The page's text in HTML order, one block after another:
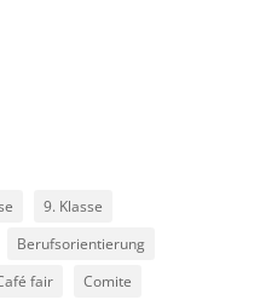
9. Klasse
Berufsorientierung
fair
Comite